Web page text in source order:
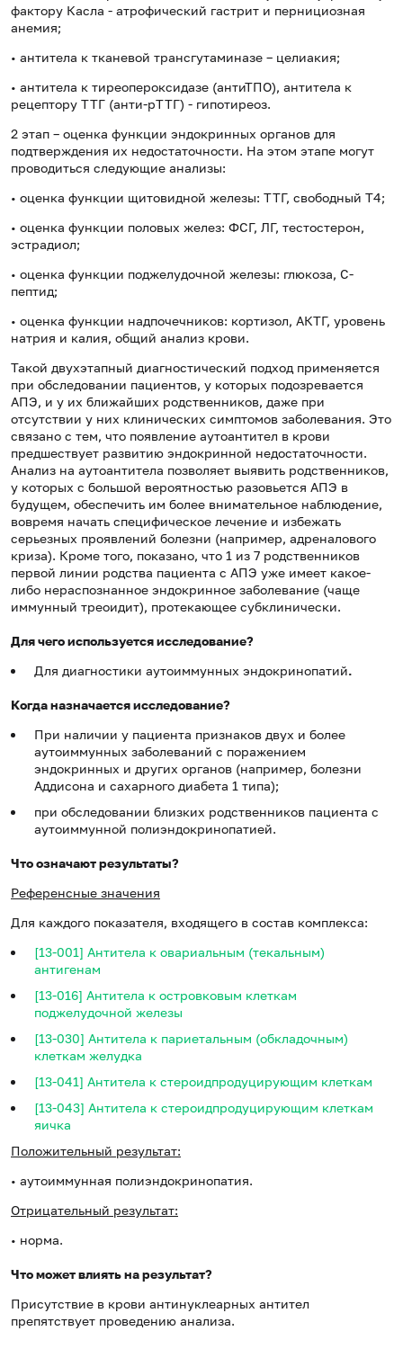
фактору Касла - атрофический гастрит и пернициозная
анемия;
• антитела к тканевой трансгутаминазе – целиакия;
• антитела к тиреопероксидазе (антиТПО), антитела к
рецептору ТТГ (анти-pTTГ) - гипотиреоз.
2 этап – оценка функции эндокринных органов для
подтверждения их недостаточности. На этом этапе могут
проводиться следующие анализы:
• оценка функции щитовидной железы: ТТГ, свободный Т4;
• оценка функции половых желез: ФСГ, ЛГ, тестостерон,
эстрадиол;
• оценка функции поджелудочной железы: глюкоза, С-
пептид;
• оценка функции надпочечников: кортизол, АКТГ, уровень
натрия и калия, общий анализ крови.
Такой двухэтапный диагностический подход применяется
при обследовании пациентов, у которых подозревается
АПЭ, и у их ближайших родственников, даже при
отсутствии у них клинических симптомов заболевания. Это
связано с тем, что появление аутоантител в крови
предшествует развитию эндокринной недостаточности.
Анализ на аутоантитела позволяет выявить родственников,
у которых с большой вероятностью разовьется АПЭ в
будущем, обеспечить им более внимательное наблюдение,
вовремя начать специфическое лечение и избежать
серьезных проявлений болезни (например, адреналового
криза). Кроме того, показано, что 1 из 7 родственников
первой линии родства пациента с АПЭ уже имеет какое-
либо нераспознанное эндокринное заболевание (чаще
иммунный треоидит), протекающее субклинически.
Для чего используется исследование?
Для диагностики аутоиммунных эндокринопатий.
Когда назначается исследование?
При наличии у пациента признаков двух и более
аутоиммунных заболеваний с поражением
эндокринных и других органов (например, болезни
Аддисона и сахарного диабета 1 типа);
при обследовании близких родственников пациента с
аутоиммунной полиэндокринопатией.
Что означают результаты?
Референсные значения
Для каждого показателя, входящего в состав комплекса:
[13-001] Антитела к овариальным (текальным)
антигенам
[13-016] Антитела к островковым клеткам
поджелудочной железы
[13-030] Антитела к париетальным (обкладочным)
клеткам желудка
[13-041] Антитела к стероидпродуцирующим клеткам
[13-043] Антитела к стероидпродуцирующим клеткам
яичка
Положительный результат:
• аутоиммунная полиэндокринопатия.
Отрицательный результат:
• норма.
Что может влиять на результат?
Присутствие в крови антинуклеарных антител
препятствует проведению анализа.